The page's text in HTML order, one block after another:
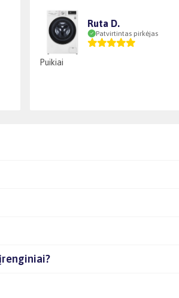
Ruta D.
Patvirtintas pirkėjas
Puikiai